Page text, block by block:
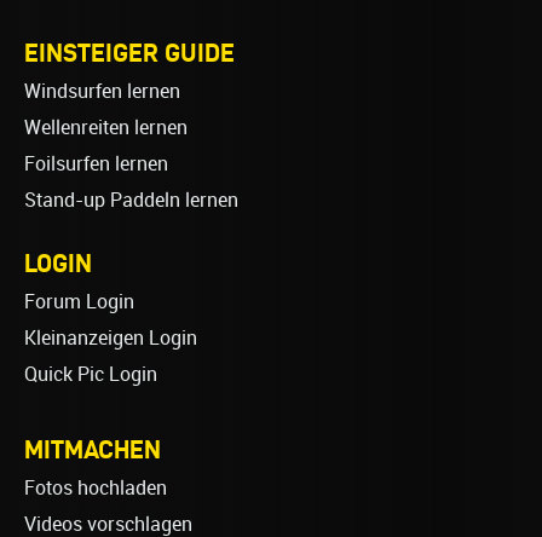
EINSTEIGER GUIDE
Windsurfen lernen
Wellenreiten lernen
Foilsurfen lernen
Stand-up Paddeln lernen
LOGIN
Forum Login
Kleinanzeigen Login
Quick Pic Login
MITMACHEN
Fotos hochladen
Videos vorschlagen